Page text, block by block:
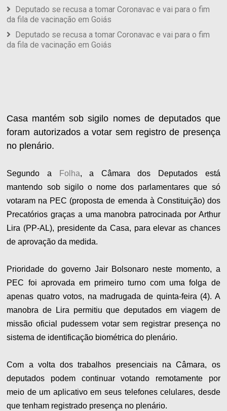
Deputado se recusa a tomar Coronavac e vai para o fim
da fila de vacinação em Goiás
Deputado se recusa a tomar Coronavac e vai para o fim
da fila de vacinação em Goiás
Casa mantém sob sigilo nomes de deputados que
foram autorizados a votar sem registro de presença
no plenário.
Segundo a Folha, a Câmara dos Deputados está
mantendo sob sigilo o nome dos parlamentares que só
votaram na PEC (proposta de emenda à Constituição) dos
Precatórios graças a uma manobra patrocinada por Arthur
Lira (PP-AL), presidente da Casa, para elevar as chances
de aprovação da medida.
Prioridade do governo Jair Bolsonaro neste momento, a
PEC foi aprovada em primeiro turno com uma folga de
apenas quatro votos, na madrugada de quinta-feira (4). A
manobra de Lira permitiu que deputados em viagem de
missão oficial pudessem votar sem registrar presença no
sistema de identificação biométrica do plenário.
Com a volta dos trabalhos presenciais na Câmara, os
deputados podem continuar votando remotamente por
meio de um aplicativo em seus telefones celulares, desde
que tenham registrado presença no plenário.